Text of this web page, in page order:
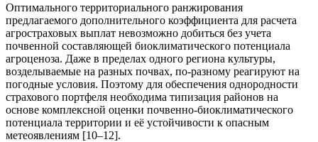
Оптимального территориального ранжирования
предлагаемого дополнительного коэффициента для расчета
агростраховых выплат невозможно добиться без учета
почвенной составляющей биоклиматического потенциала
агроценоза. Даже в пределах одного региона культуры,
возделываемые на разных почвах, по-разному реагируют на
погодные условия. Поэтому для обеспечения однородности
страхового портфеля необходима типизация районов на
основе комплексной оценки почвенно-биоклиматического
потенциала территории и её устойчивости к опасным
метеоявлениям [10–12].